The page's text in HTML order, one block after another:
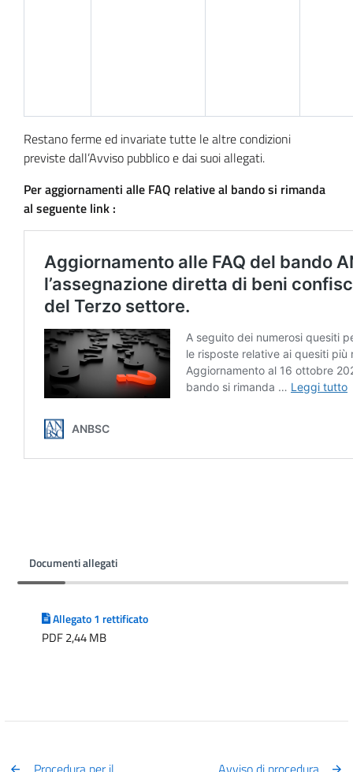
Restano ferme ed invariate tutte le altre condizioni
previste dall’Avviso pubblico e dai suoi allegati.
Per aggiornamenti alle FAQ relative al bando si rimanda
al seguente link :
Documenti allegati
Allegato 1 rettificato
PDF 2,44 MB